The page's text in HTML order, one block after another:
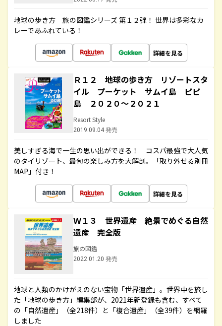
地球の歩き方 旅の図鑑シリーズ 第１２弾！ 世界は多彩なカ
レーであふれている！
詳細を見る
Ｒ１２ 地球の歩き方 リゾートスタ
イル プーケット サムイ島 ピピ
島 ２０２０～２０２１
Resort Style
2019.09.04 発売
美しすぎる海で一生の思い出ができる！ コスパ最強で大人気
のタイリゾート、最旬の楽しみ方を大解剖。「取り外せる別冊
MAP」付き！
詳細を見る
Ｗ１３ 世界遺産 絶景でめぐる自然
遺産 完全版
旅の図鑑
2022.01.20 発売
地球と人類のかけがえのない宝物「世界遺産」。世界中を旅し
た「地球の歩き方」編集部が、2021年新登録も含む、すべて
の「自然遺産」（全218件）と「複合遺産」（全39件）を網羅
しました